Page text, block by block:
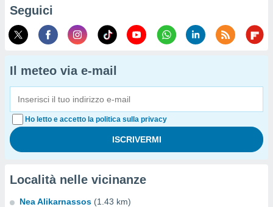
Seguici
Il meteo via e-mail
Ho letto e accetto la politica sulla privacy
Località nelle vicinanze
Nea Alikarnassos (1.43 km)